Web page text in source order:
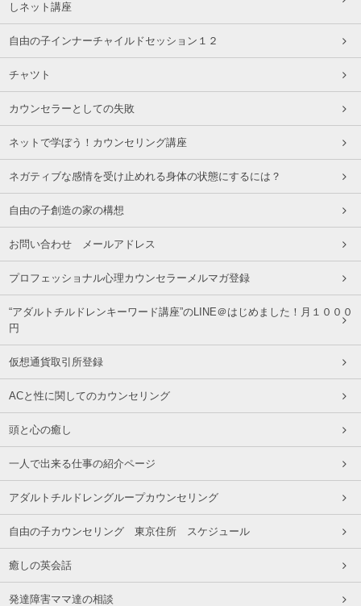
しネット講座
自由の子インナーチャイルドセッション１２
チャツト
カウンセラーとしての失敗
ネットで学ぼう！カウンセリング講座
ネガティブな感情を受け止めれる身体の状態にするには？
自由の子創造の家の構想
お問い合わせ メールアドレス
プロフェッショナル心理カウンセラーメルマガ登録
“アダルトチルドレンキーワード講座”のLINE＠はじめました！月１０００
円
仮想通貨取引所登録
ACと性に関してのカウンセリング
頭と心の癒し
一人で出来る仕事の紹介ページ
アダルトチルドレングループカウンセリング
自由の子カウンセリング 東京住所 スケジュール
癒しの英会話
発達障害ママ達の相談